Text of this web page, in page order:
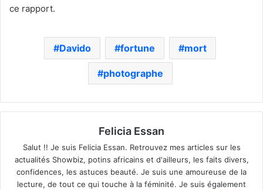
ce rapport.
Davido fortune mort
photographe
Felicia Essan
Salut !! Je suis Felicia Essan. Retrouvez mes articles sur les
actualités Showbiz, potins africains et d'ailleurs, les faits divers,
confidences, les astuces beauté. Je suis une amoureuse de la
lecture, de tout ce qui touche à la féminité. Je suis également